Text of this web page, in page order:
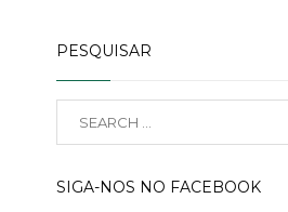
PESQUISAR
SIGA-NOS NO FACEBOOK